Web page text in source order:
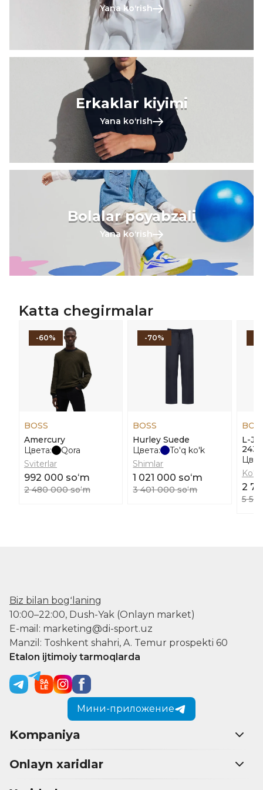
Yana koʻrish
Erkaklar kiyimi
Yana koʻrish
Bolalar poyabzali
Yana koʻrish
Katta chegirmalar
-60%
BOSS
Amercury
Цвета:
Qora
Sviterlar
992 000 soʻm
2 480 000 soʻm
-70%
BOSS
Hurley Suede
Цвета:
To'q ko'k
Shimlar
1 021 000 soʻm
3 401 000 soʻm
L-
243
2
5
Biz bilan bogʻlaning
10:00–22:00, Dush-Yak (Onlayn market)
E-mail: marketing@di-sport.uz
Manzil: Toshkent shahri, A. Temur prospekti 60
Etalon ijtimoiy tarmoqlarda
Мини-приложение
Kompaniya
Onlayn xaridlar